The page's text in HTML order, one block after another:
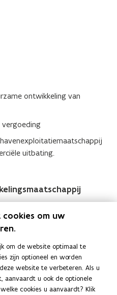
ontwikkeling van
uitbating.
Vlaanderen
cookies om uw
om de website optimaal te
zijn optioneel en worden
website te verbeteren. Als u
aanvaardt u ook de optionele
cookies u aanvaardt? Klik